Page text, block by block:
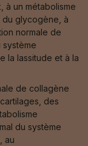
à un métabolisme
glycogène, à
normale de
la lassitude et à la
de collagène
des
du système
au